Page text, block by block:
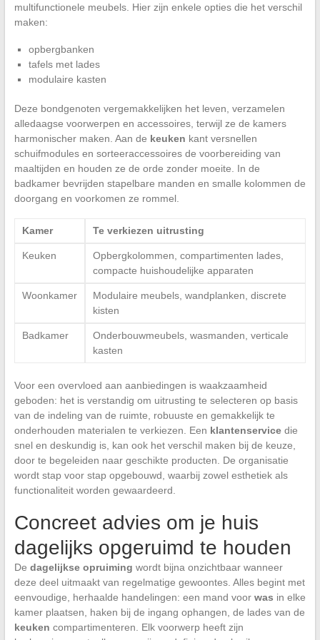
multifunctionele meubels. Hier zijn enkele opties die het verschil
maken:
opbergbanken
tafels met lades
modulaire kasten
Deze bondgenoten vergemakkelijken het leven, verzamelen
alledaagse voorwerpen en accessoires, terwijl ze de kamers
harmonischer maken. Aan de keuken kant versnellen
schuifmodules en sorteeraccessoires de voorbereiding van
maaltijden en houden ze de orde zonder moeite. In de
badkamer bevrijden stapelbare manden en smalle kolommen de
doorgang en voorkomen ze rommel.
Kamer Te verkiezen uitrusting
Keuken
Opbergkolommen, compartimenten lades,
compacte huishoudelijke apparaten
Woonkamer
Modulaire meubels, wandplanken, discrete
kisten
Badkamer
Onderbouwmeubels, wasmanden, verticale
kasten
Voor een overvloed aan aanbiedingen is waakzaamheid
geboden: het is verstandig om uitrusting te selecteren op basis
van de indeling van de ruimte, robuuste en gemakkelijk te
onderhouden materialen te verkiezen. Een klantenservicedie
snel en deskundig is, kan ook het verschil maken bij de keuze,
door te begeleiden naar geschikte producten. De organisatie
wordt stap voor stap opgebouwd, waarbij zowel esthetiek als
functionaliteit worden gewaardeerd.
Concreet advies om je huis
dagelijks opgeruimd te houden
De dagelijkse opruiming wordt bijna onzichtbaar wanneer
deze deel uitmaakt van regelmatige gewoontes. Alles begint met
eenvoudige, herhaalde handelingen: een mand voor was in elke
kamer plaatsen, haken bij de ingang ophangen, de lades van de
keuken compartimenteren. Elk voorwerp heeft zijn